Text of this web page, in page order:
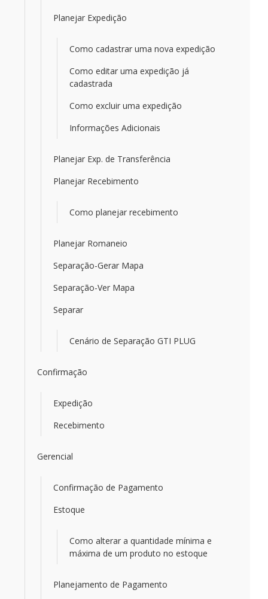
Planejar Expedição
Como cadastrar uma nova expedição
Como editar uma expedição já
cadastrada
Como excluir uma expedição
Informações Adicionais
Planejar Exp. de Transferência
Planejar Recebimento
Como planejar recebimento
Planejar Romaneio
Separação-Gerar Mapa
Separação-Ver Mapa
Separar
Cenário de Separação GTI PLUG
Confirmação
Expedição
Recebimento
Gerencial
Confirmação de Pagamento
Estoque
Como alterar a quantidade mínima e
máxima de um produto no estoque
Planejamento de Pagamento